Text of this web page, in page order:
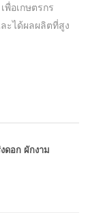
อเกษตรกร
ะได้ผลผลิตที่สูง
ดอก ผักงาม